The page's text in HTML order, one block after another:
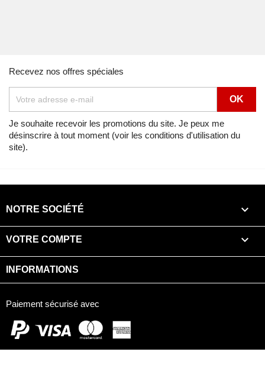
Recevez nos offres spéciales
Je souhaite recevoir les promotions du site. Je peux me
désinscrire à tout moment (voir les conditions d'utilisation du
site).
NOTRE SOCIÉTÉ 
VOTRE COMPTE 
INFORMATIONS
Paiement sécurisé avec